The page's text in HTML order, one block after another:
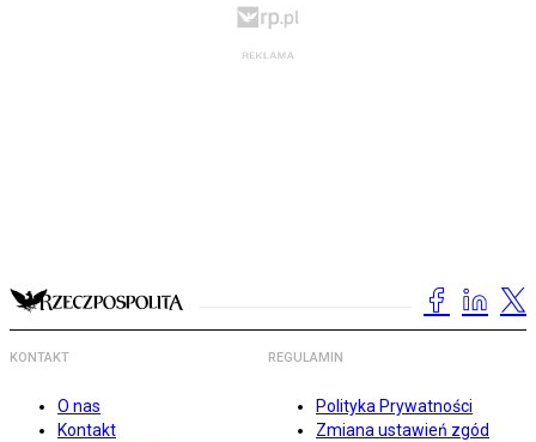
KONTAKT
O nas
Kontakt
REGULAMIN
Polityka Prywatności
Zmiana ustawień zgód